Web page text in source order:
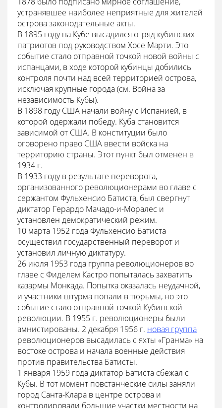
устранявшее наиболее неприятные для жителей
острова законодательные акты.
В 1895 году на Кубе высадился отряд кубинских
патриотов под руководством Хосе Марти. Это
событие стало отправной точкой новой войны с
испанцами, в ходе которой кубинцы добились
контроля почти над всей территорией острова,
исключая крупные города (см. Война за
независимость Кубы).
В 1898 году США начали войну с Испанией, в
которой одержали победу. Куба становится
зависимой от США. В конституции было
оговорено право США ввести войска на
территорию страны. Этот пункт был отменён в
1934 г.
В 1933 году в результате переворота,
организованного революционерами во главе с
сержантом Фульхенсио Батиста, был свергнут
диктатор Герардо Мачадо-и-Моралес и
установлен демократический режим.
10 марта 1952 года Фульхенсио Батиста
осуществил государственный переворот и
установил личную диктатуру.
26 июля 1953 года группа революционеров во
главе с Фиделем Кастро попыталась захватить
казармы Монкада. Попытка оказалась неудачной,
и участники штурма попали в тюрьмы, но это
событие стало отправной точкой Кубинской
революции. В 1955 г. революционеры были
амнистированы. 2 декабря 1956 г. новая группа
революционеров высадилась с яхты «Гранма» на
востоке острова и начала военные действия
против правительства Батисты.
1 января 1959 года диктатор Батиста сбежал с
Кубы. В тот момент повстанческие силы заняли
город Санта-Клара в центре острова и
контролировали большие участки местности на